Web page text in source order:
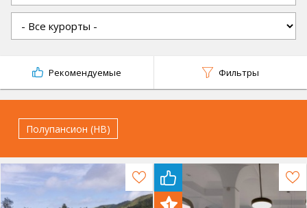
Рекомендуемые Фильтры
Полупансион (HB)